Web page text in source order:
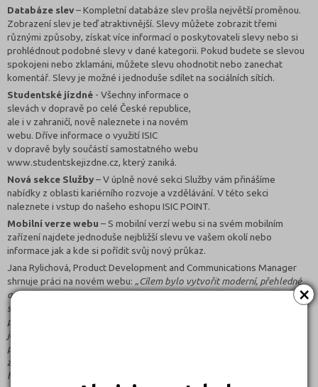
×
Databáze slev– Kompletní databáze slev prošla největší proměnou.
Zobrazení slev je teď atraktivnější. Slevy můžete zobrazit třemi
různými způsoby, získat více informací o poskytovateli slevy nebo si
prohlédnout podobné slevy v dané kategorii. Pokud budete se slevou
spokojeni nebo zklamáni, můžete slevu ohodnotit nebo zanechat
komentář. Slevy je možné i jednoduše sdílet na sociálních sítích.
Studentské jízdné - Všechny informace o
slevách v dopravě po celé České republice,
ale i v zahraničí, nově naleznete i na novém
webu. Dříve informace o využití ISIC
v dopravě byly součástí samostatného webu
www.studentskejizdne.cz, který zaniká.
Nová sekce Služby– V úplně nové sekci Služby vám přinášíme
nabídky z oblasti kariérního rozvoje a vzdělávání. V této sekci
naleznete i vstup do našeho eshopu ISIC POINT.
Mobilní verze webu – S mobilní verzí webu si na svém mobilním
zařízení najdete jednoduše nejbližší slevu ve vašem okolí nebo
informace jak a kde si pořídit svůj nový průkaz.
Jana Rylichová, Product Development and Communications Manager
shrnuje práci na novém webu: „Cílem bylo vytvořit moderní, přehledné
a „svěží“ stránky pro studenty, které se jim budou líbit, ale hlavně
stránky, kde studenti najdou přesně to, co od ISIC očekávají. Proto jsme
při vývoji nových stránek aktivně komunikovali se studenty a ptali se jich
jak na začátku, tak i v průběhu tvorby nového webu na jejich názor
prostřednictvím skupinových diskuzí a online dotazování nebo při
závěrečném testování. Děkujeme studentům za jejich spolupráci a jsme
hrdí na to, že web byl vytvořen s pomocí studentů a jim na míru.“